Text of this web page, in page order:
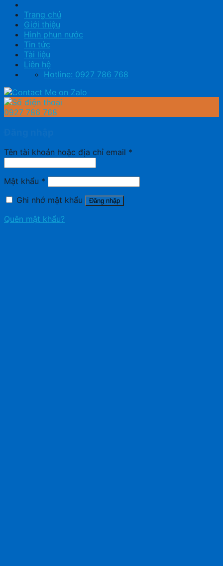
Trang chủ
Giới thiệu
Hình phun nước
Tin tức
Tài liệu
Liên hệ
Hotline: 0927 786 768
0927 786 768
Tên tài khoản hoặc địa chỉ email *
Mật khẩu *
Ghi nhớ mật khẩu
Đăng nhập
Quên mật khẩu?